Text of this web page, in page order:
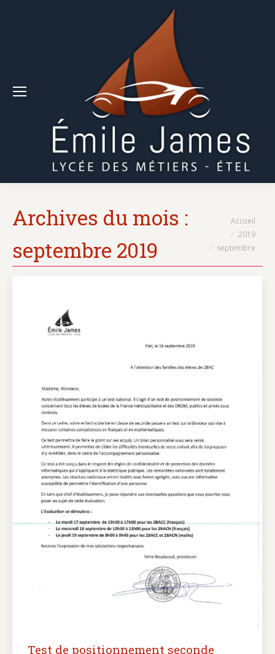
Archives du mois :
septembre 2019
Vous êtes ici :
Accueil
2019
septembre
Test de positionnement seconde